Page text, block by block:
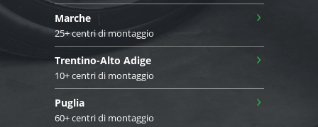
Marche
25+ centri di montaggio
›
Trentino-Alto Adige
10+ centri di montaggio
›
Puglia
60+ centri di montaggio
›